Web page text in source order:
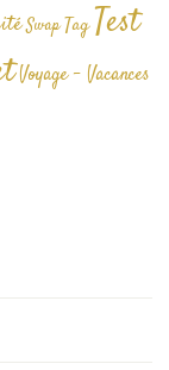
Swap TagTest
Voyage - Vacances